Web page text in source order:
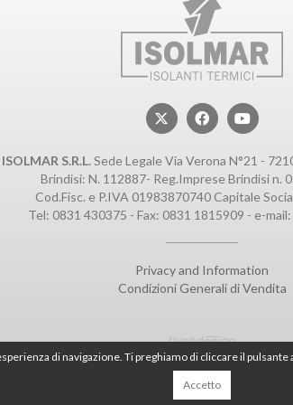
ISOLMAR S.R.L.Sede Legale Via Verona N°21 -
Brindisi: N. 112887- Reg.Imprese Brindisi n.
Cod.Fisc. e P.IVA 01983870740 Capitale
Tel: 0831 430375 - Fax: 0831 1815909 - e-mail:
Privacy and Information
Condizioni Generali di Vendita
di navigazione. Ti preghiamo di cliccare il
Accetto